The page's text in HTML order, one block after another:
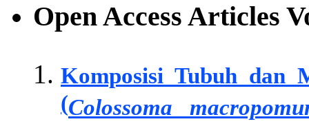
Open Access Articles
Komposisi Tubuh dan
(Colossoma